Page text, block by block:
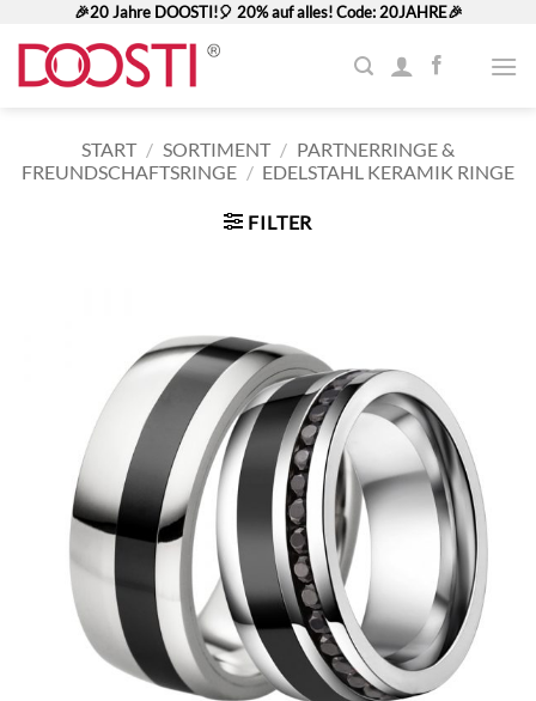
Inhalt
springen
🎉20 Jahre DOOSTI!🎈 20% auf alles! Code: 20JAHRE🎉
START / SORTIMENT / PARTNERRINGE &
FREUNDSCHAFTSRINGE / EDELSTAHL KERAMIK RINGE
FILTER